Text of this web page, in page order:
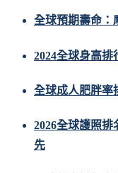
全球預期壽命：
2024全球身高
全球成人肥胖率
2026全球護照
先